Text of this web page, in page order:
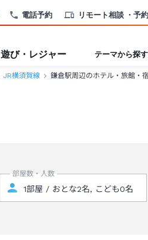
電話予約 リモート相談 ・予約
遊び・レジャー テーマから探
JR横須賀線 鎌倉駅周辺のホテル・旅館・
部屋数・人数